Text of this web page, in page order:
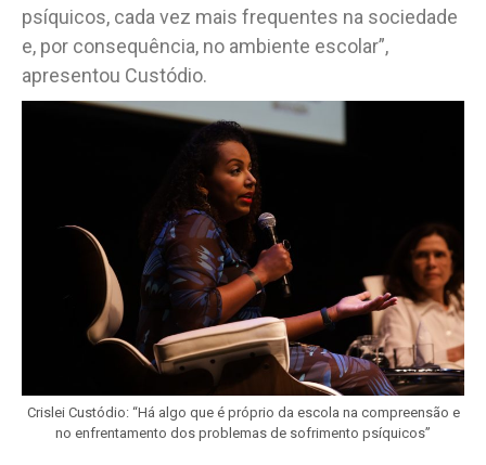
psíquicos, cada vez mais frequentes na sociedade
e, por consequência, no ambiente escolar”,
apresentou Custódio.
Crislei Custódio: “Há algo que é próprio da escola na compreensão e
no enfrentamento dos problemas de sofrimento psíquicos”